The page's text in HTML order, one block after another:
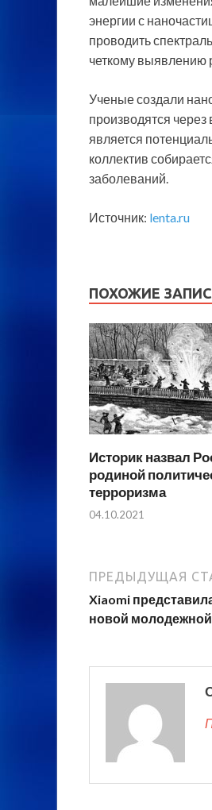
энергии с
проводить
четкому выявлению
Ученые создали
производятся
является
коллектив
заболеваний.
Источник: lenta.ru
ПОХОЖИЕ
Историк назвал
родиной
терроризма
04.10.2021
ПРЕДЫДУЩАЯ
Xiaomi
новой